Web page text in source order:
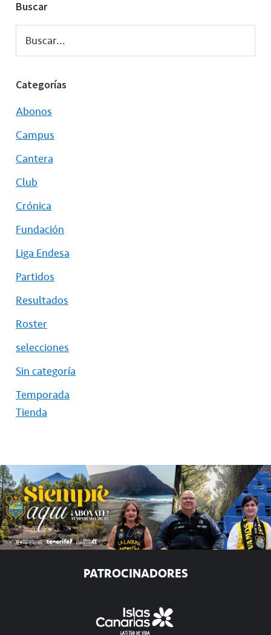
Buscar
Buscar...
Categorías
Abonos
Campus
Cantera
Club
Crónica
Fundación
Liga Endesa
Partidos
Resultados
Roster
selecciones
Sin categoría
Temporada
Tienda
PATROCINADORES